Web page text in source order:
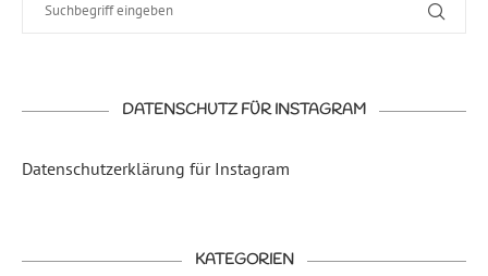
DATENSCHUTZ FÜR INSTAGRAM
Datenschutzerklärung für Instagram
KATEGORIEN